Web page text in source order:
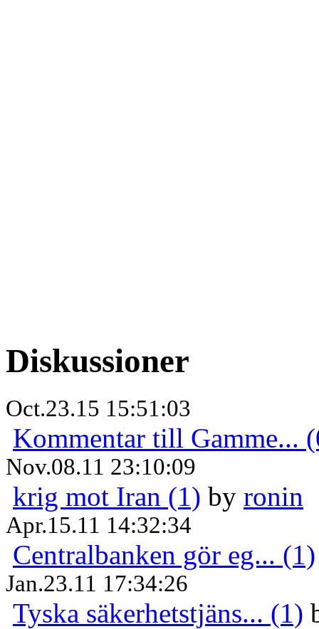
Diskussioner
Oct.23.15 15:51:03
Kommentar till Gamme...
Nov.08.11 23:10:09
krig mot Iran (1) by ronin
Apr.15.11 14:32:34
Centralbanken gör eg... (1)
Jan.23.11 17:34:26
Tyska säkerhetstjäns... (1)